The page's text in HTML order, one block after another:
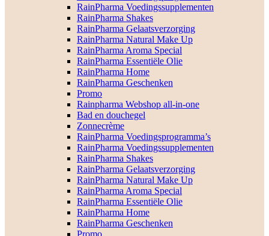
RainPharma Voedingssupplementen
RainPharma Shakes
RainPharma Gelaatsverzorging
RainPharma Natural Make Up
RainPharma Aroma Special
RainPharma Essentiële Olie
RainPharma Home
RainPharma Geschenken
Promo
Rainpharma Webshop all-in-one
Bad en douchegel
Zonnecrème
RainPharma Voedingsprogramma’s
RainPharma Voedingssupplementen
RainPharma Shakes
RainPharma Gelaatsverzorging
RainPharma Natural Make Up
RainPharma Aroma Special
RainPharma Essentiële Olie
RainPharma Home
RainPharma Geschenken
Promo